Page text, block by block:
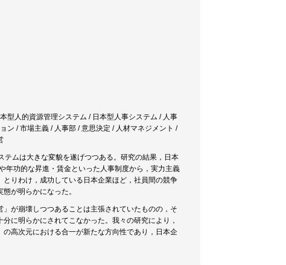
型人的資源管理システム / 日本型人事システム / 人事
ン / 市場主義 / 人事部 / 意思決定 / 人材マネジメント /
ムは大きな変貌を遂げつつある。研究の結果，日本
年功的な昇進・賃金といった人事制度から，実力主義
りわけ，成功している日本企業ほど，社員間の競争
が明らかになった。
が崩壊しつつあることは主張されていたものの，そ
に明らかにされてこなかった。我々の研究により，
高次元における合一が新たな方向性であり，日本企